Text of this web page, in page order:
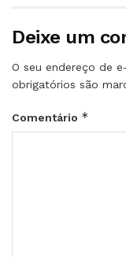
Deixe um
O seu endereço de
obrigatórios são
Comentário *